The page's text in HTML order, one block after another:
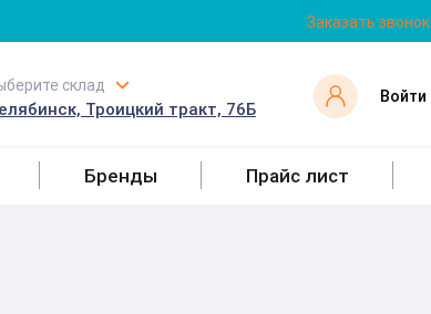
Заказать звонок
склад
Троицкий тракт, 76Б
Войти
Бренды Прайс лист